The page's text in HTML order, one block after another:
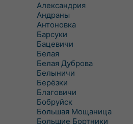
Александрия
Андраны
Антоновка
Барсуки
Бацевичи
Белая
Белая Дуброва
Белыничи
Берёзки
Благовичи
Бобруйск
Большая Мощаница
Большие Бортники